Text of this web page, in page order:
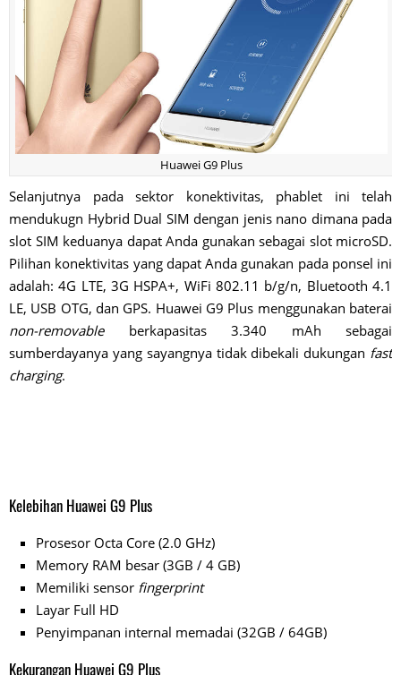
Huawei G9 Plus
Selanjutnya pada sektor konektivitas, phablet ini telah
mendukugn Hybrid Dual SIM dengan jenis nano dimana pada
slot SIM keduanya dapat Anda gunakan sebagai slot microSD.
Pilihan konektivitas yang dapat Anda gunakan pada ponsel ini
adalah: 4G LTE, 3G HSPA+, WiFi 802.11 b/g/n, Bluetooth 4.1
LE, USB OTG, dan GPS. Huawei G9 Plus menggunakan baterai
non-removableberkapasitas 3.340 mAh sebagai
sumberdayanya yang sayangnya tidak dibekali dukungan fast
charging.
Kelebihan Huawei G9 Plus
Prosesor Octa Core (2.0 GHz)
Memory RAM besar (3GB / 4 GB)
Memiliki sensor fingerprint
Layar Full HD
Penyimpanan internal memadai (32GB / 64GB)
Kekurangan Huawei G9 Plus